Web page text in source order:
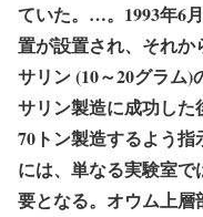
ていた。…。1993年6
置が設置され、それ
サリン (10～20グラム
サリン製造に成功し
70トン製造するよう
には、単なる実験室
要となる。オウム上